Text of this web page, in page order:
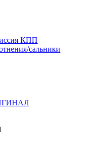
КПП
сальники